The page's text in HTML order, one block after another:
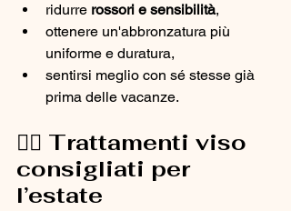
ridurre rossori e sensibilità,
ottenere un'abbronzatura più
uniforme e duratura,
sentirsi meglio con sé stesse già
prima delle vacanze.
💆‍♀️ Trattamenti viso
consigliati per
l’estate